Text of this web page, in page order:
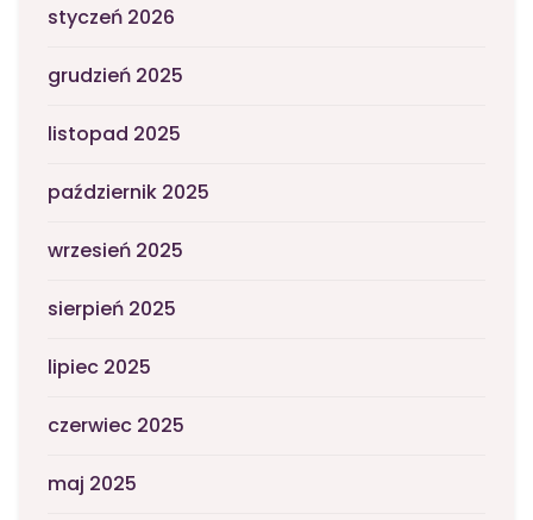
styczeń 2026
grudzień 2025
listopad 2025
październik 2025
wrzesień 2025
sierpień 2025
lipiec 2025
czerwiec 2025
maj 2025